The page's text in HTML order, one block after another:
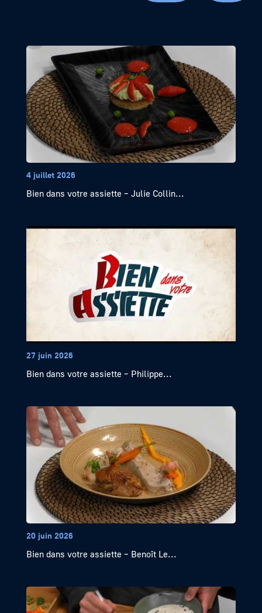
4 juillet 2026
Bien dans votre assiette – Julie Collin...
27 juin 2026
Bien dans votre assiette – Philippe...
20 juin 2026
Bien dans votre assiette – Benoît Le...